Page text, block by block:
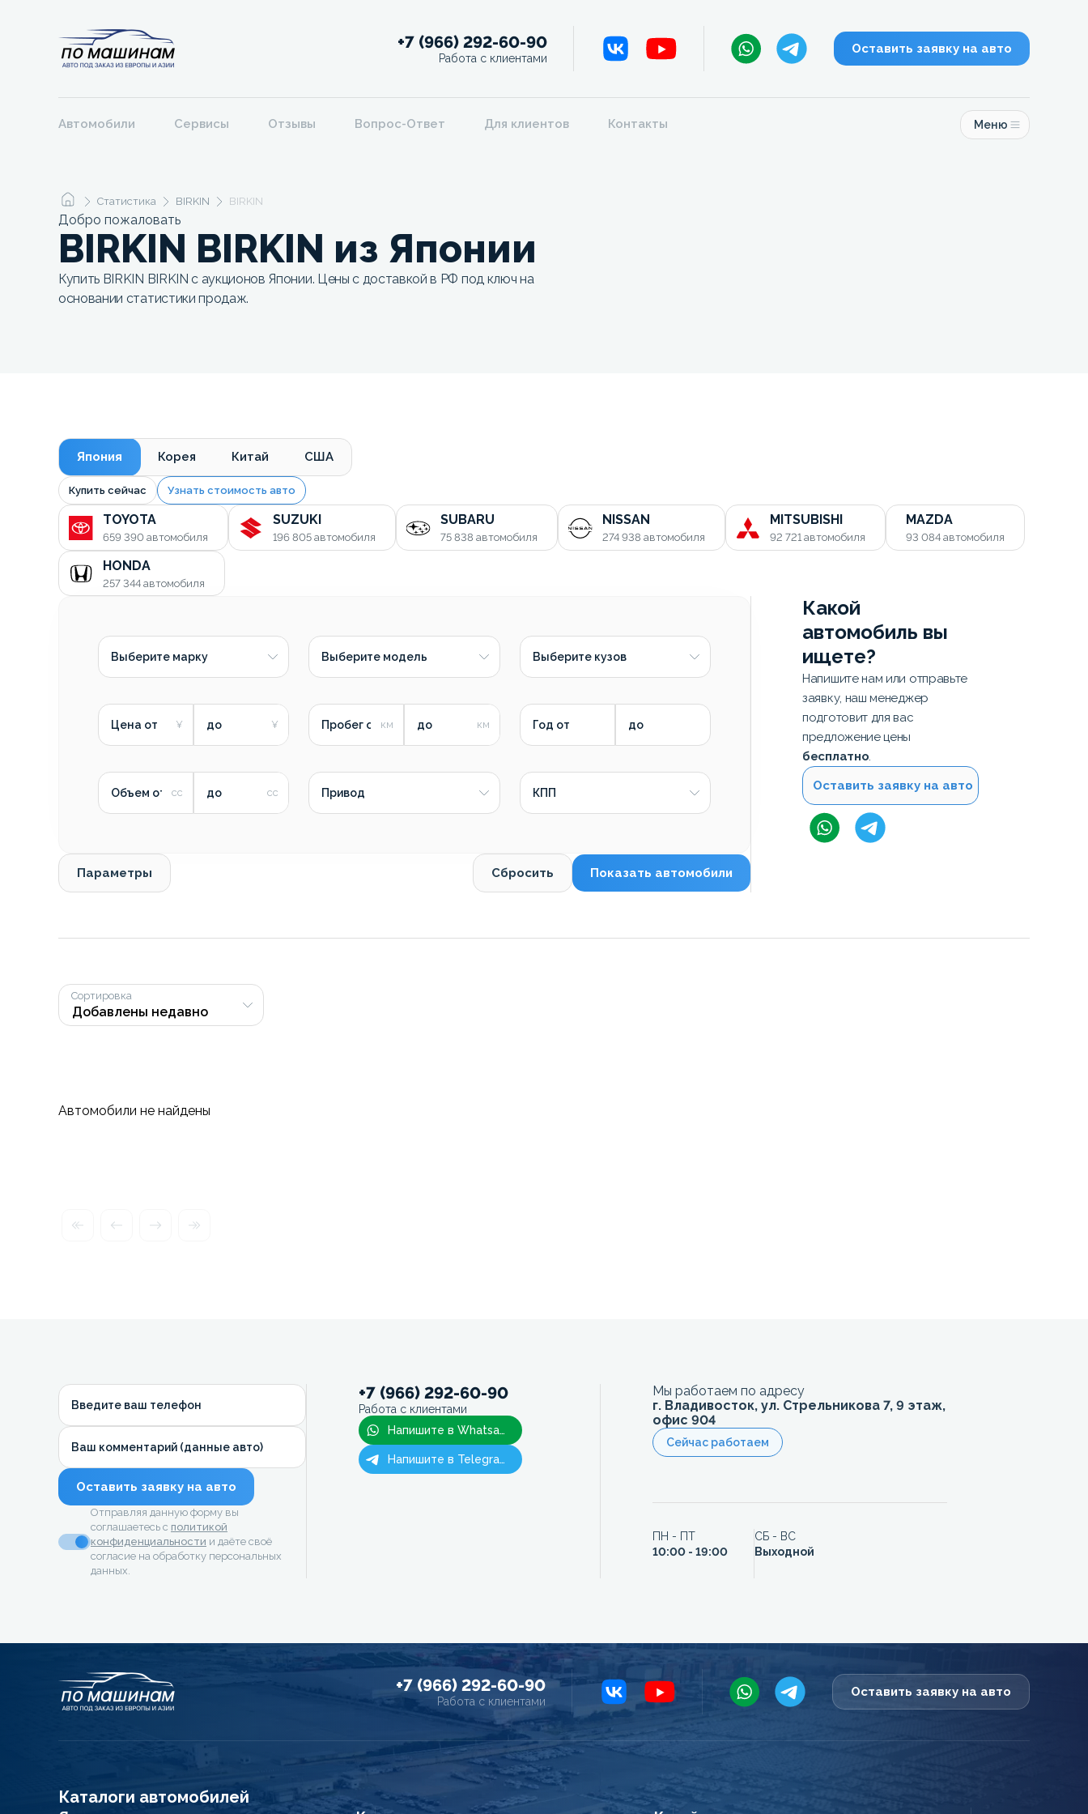
+7 (966) 292-60-90
Работа с клиентами
Оставить заявку на авто
Автомобили Сервисы Отзывы Вопрос-Ответ Для клиентов Контакты Меню
Статистика BIRKIN BIRKIN
Добро пожаловать
BIRKIN BIRKIN из Японии
Купить BIRKIN BIRKIN с аукционов Японии. Цены с доставкой в РФ под ключ на
основании статистики продаж.
Япония Корея Китай США
Купить сейчас Узнать стоимость авто
TOYOTA
659 390 автомобиля
SUZUKI
196 805 автомобиля
SUBARU
75 838 автомобиля
NISSAN
274 938 автомобиля
MITSUBISHI
92 721 автомобиля
MAZDA
93 084 автомобиля
HONDA
257 344 автомобиля
Выберите марку Выберите модель Выберите кузов
Цена от до Пробег от до Год от до
Объем от до Привод КПП
Параметры Сбросить Показать автомобили
Какой
автомобиль вы
ищете?
Напишите нам или отправьте
заявку, наш менеджер
подготовит для вас
предложение цены
бесплатно.
Оставить заявку на авто
Сортировка
Автомобили не найдены
Введите ваш телефон
Ваш комментарий (данные авто)
Оставить заявку на авто
Отправляя данную форму вы
соглашаетесь с политикой
конфиденциальности и даёте своё
согласие на обработку персональных
данных.
+7 (966) 292-60-90
Работа с клиентами
Напишите в Whatsapp
Напишите в Telegram
Мы работаем по адресу
г. Владивосток, ул. Стрельникова 7, 9 этаж,
офис 904
Сейчас работаем
ПН - ПТ
10:00 - 19:00
СБ - ВС
Выходной
+7 (966) 292-60-90
Работа с клиентами
Оставить заявку на авто
Каталоги автомобилей